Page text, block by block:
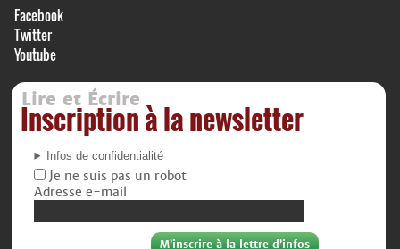
Facebook
Twitter
Youtube
Lire et Écrire
Inscription à la newsletter
Infos de confidentialité
Je ne suis pas un robot
Adresse e-mail